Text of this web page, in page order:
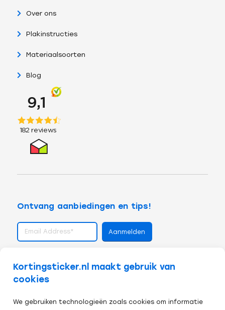
Kortingsticker.nl maakt gebruik van
cookies
We gebruiken technologieën zoals cookies om informatie
Over ons
Plakinstructies
Materiaalsoorten
Blog
Ontvang aanbiedingen en tips!